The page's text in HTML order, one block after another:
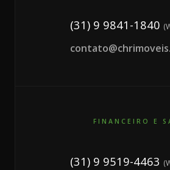
(31) 9 9841-1840
FINANCEIRO E
(31) 9 9519-4463